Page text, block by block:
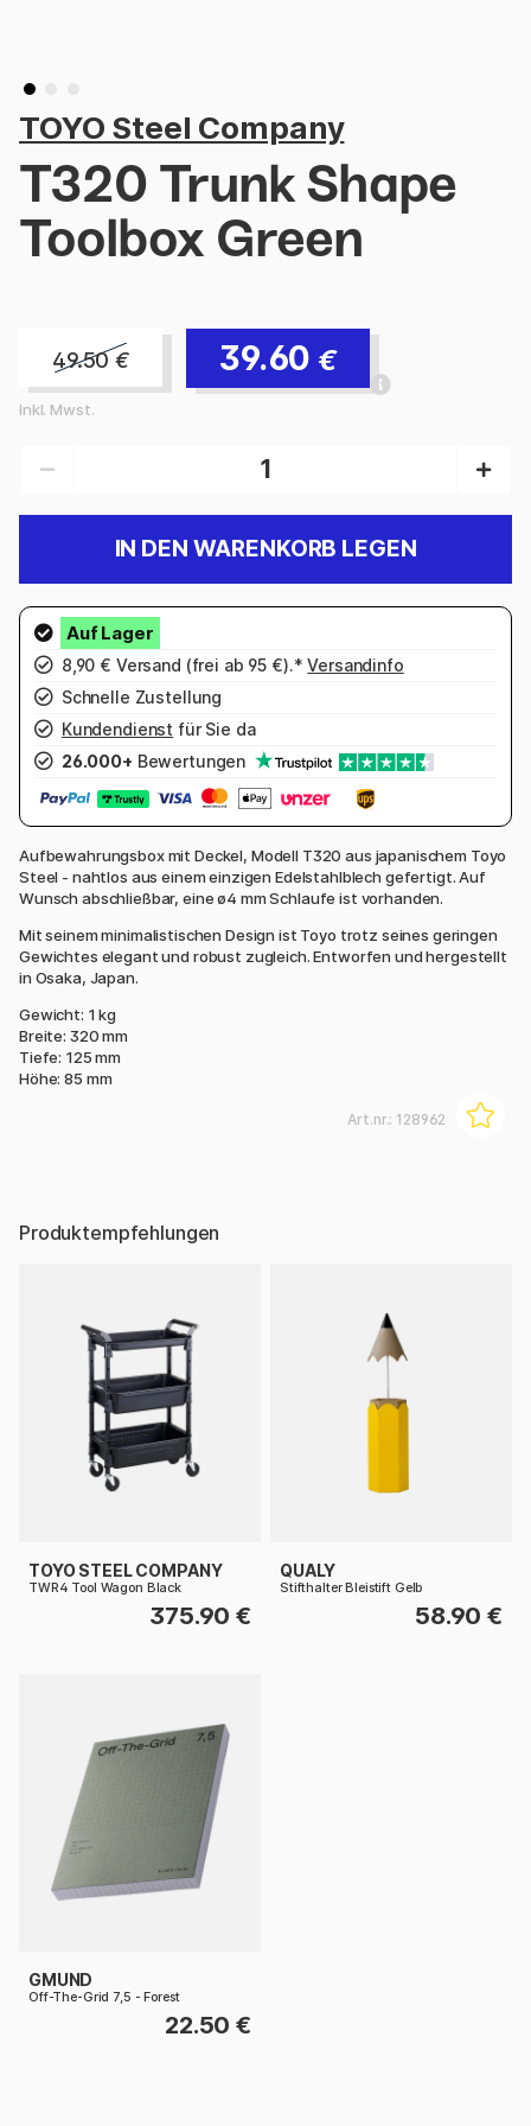
TOYO Steel Company
T320 Trunk Shape
Toolbox Green
49.50 € 39.60 €
Inkl. Mwst.
IN DEN WARENKORB LEGEN
8,90 € Versand (frei ab 95 €).*Versandinfo
Schnelle Zustellung
Kundendienst für Sie da
26.000+ Bewertungen
Aufbewahrungsbox mit Deckel, Modell T320 aus japanischem Toyo
Steel - nahtlos aus einem einzigen Edelstahlblech gefertigt. Auf
Wunsch abschließbar, eine ø4 mm Schlaufe ist vorhanden.
Mit seinem minimalistischen Design ist Toyo trotz seines geringen
Gewichtes elegant und robust zugleich. Entworfen und hergestellt
in Osaka, Japan.
Gewicht: 1 kg
Breite: 320 mm
Tiefe: 125 mm
Höhe: 85 mm
Art.nr.: 128962
Produktempfehlungen
TOYO STEEL COMPANY
TWR4 Tool Wagon Black
375.90 €
QUALY
Stifthalter Bleistift Gelb
58.90 €
GMUND
Off-The-Grid 7,5 - Forest
22.50 €